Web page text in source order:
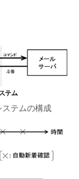
ステムの構成